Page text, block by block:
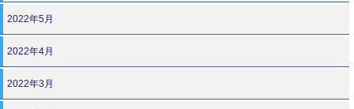
2022年5月
2022年4月
2022年3月